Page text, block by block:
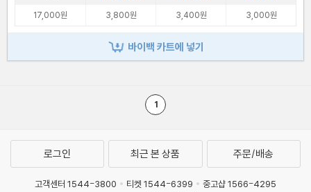
17,000원
3,800원 3,400원 3,000원
바이백 카트에 넣기
1
로그인 최근 본 상품 주문/배송
고객센터 1544-3800 티켓 1544-6399
중고샵 1566-4295